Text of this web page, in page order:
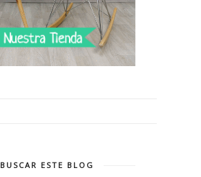
BUSCAR ESTE BLOG